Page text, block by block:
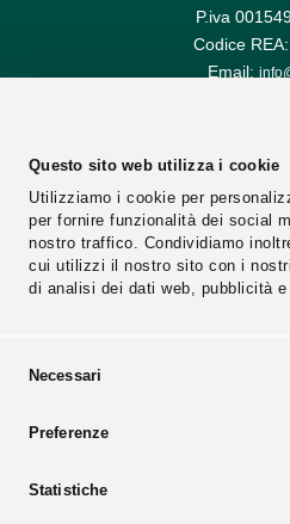
Questo sito web utilizza i cookie
Utilizziamo i cookie per
per fornire funzionalità dei social
nostro traffico. Condividiamo
cui utilizzi il nostro sito con i
di analisi dei dati web, pubblicità
Necessari
Preferenze
Statistiche
P.iva
Codice
Email: